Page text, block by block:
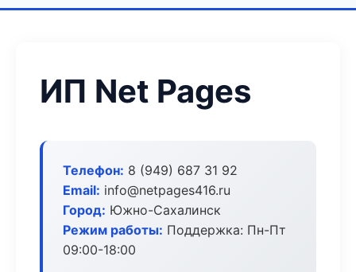
ИП Net Pages
Телефон: 8 (949) 687 31 92
Email: info@netpages416.ru
Город: Южно-Сахалинск
Режим работы: Поддержка: Пн-Пт
09:00-18:00